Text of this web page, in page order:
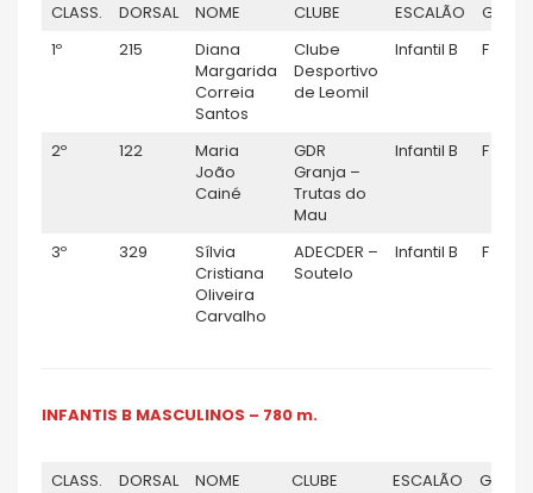
CLASS. DORSAL NOME CLUBE ESCALÃO
1º
215
Diana
Margarida
Correia
Santos
Clube
Desportivo
de Leomil
Infantil B F
2º 122
Maria
João
Cainé
GDR
Granja –
Trutas do
Mau
Infantil B F
3º 329
Sílvia
Cristiana
Oliveira
Carvalho
ADECDER –
Soutelo
Infantil B F
INFANTIS B MASCULINOS – 780 m.
CLASS. DORSAL NOME CLUBE ESCALÃO